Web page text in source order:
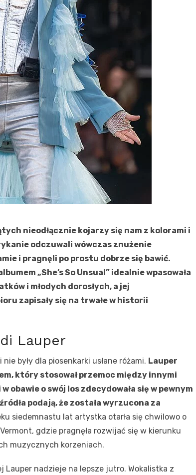
nieodłącznie kojarzy się nam z kolorami i
odczuwali wówczas znużenie
i pragnęli po prostu dobrze się bawić.
„She’s So Unsual” idealnie wpasowała
i młodych dorosłych, a jej
zapisały się na trwałe w historii
Lauper
były dla piosenkarki usłane różami. Lauper
który stosował przemoc między innymi
obawie o swój los zdecydowała się w pewnym
podają, że została wyrzucona za
siedemnastu lat artystka otarła się chwilowo o
gdzie pragnęła rozwijać się w kierunku
muzycznych korzeniach.
Lauper nadzieje na lepsze jutro. Wokalistka z